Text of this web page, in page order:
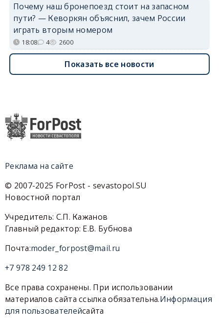
Почему наш бронепоезд стоит на запасном
пути? — Кеворкян объяснил, зачем России
играть вторым номером
18:08 4 2600
Показать все новости
Реклама на сайте
© 2007-2025 ForPost - sevastopol.SU
Новостной портал
Учредитель: С.П. Кажанов
Главный редактор: Е.В. Бубнова
Почта:moder_forpost@mail.ru
+7 978 249 12 82
Все права сохранены. При использовании
материалов сайта ссылка обязательна.Информация
для пользователейсайта